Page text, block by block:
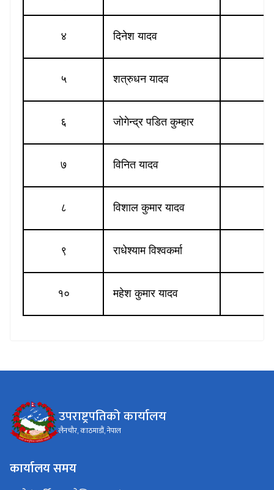
४ दिनेश यादव
५ शत्रुधन यादव
६ जोगेन्द्र पडित कुम्हार
७ विनित यादव
८ विशाल कुमार यादव
९ राधेश्याम विश्वकर्मा
१० महेश कुमार यादव
उपराष्ट्रपतिको कार्यालय
लैनचौर, काठमाडौं, नेपाल
कार्यालय समय